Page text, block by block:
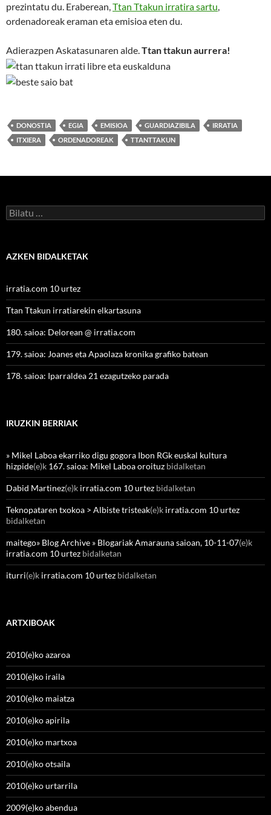
prezintatu du. Eraberean,Ttan Ttakun irratira sartu,
ordenadoreak eraman eta emisioa eten du.
Adierazpen Askatasunaren alde.Ttan ttakun aurrera!
DONOSTIA EGIA EMISIOA GUARDIAZIBILA
IRRATIA
ITXIERA
ORDENADOREAK TTANTTAKUN
Bilatu:
AZKEN BIDALKETAK
irratia.com 10 urtez
Ttan Ttakun irratiarekin elkartasuna
180. saioa: Delorean @ irratia.com
179. saioa: Joanes eta Apaolaza kronika grafiko batean
178. saioa: Iparraldea 21 ezagutzeko parada
IRUZKIN BERRIAK
» Mikel Laboa ekarriko digu gogora Ibon RGk euskal kultura
hizpide(e)k 167. saioa: Mikel Laboa oroituz bidalketan
Dabid Martinez(e)k irratia.com 10 urtez bidalketan
Teknopataren txokoa > Albiste tristeak(e)k irratia.com 10 urtez
bidalketan
maitego» Blog Archive » Blogariak Amarauna saioan, 10-11-07(e)k
irratia.com 10 urtez bidalketan
iturri(e)k irratia.com 10 urtez bidalketan
ARTXIBOAK
2010(e)ko azaroa
2010(e)ko iraila
2010(e)ko maiatza
2010(e)ko apirila
2010(e)ko martxoa
2010(e)ko otsaila
2010(e)ko urtarrila
2009(e)ko abendua